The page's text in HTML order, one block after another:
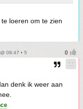
loeren om te zien
09:47 • 5
denk ik weer aan